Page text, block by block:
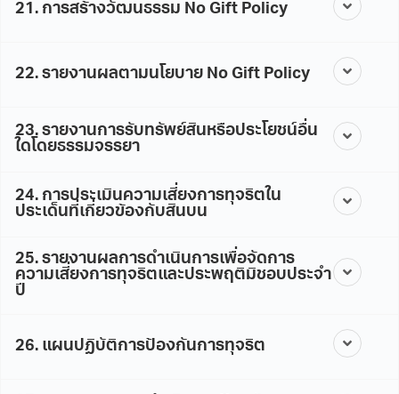
21. การสร้างวัฒนธรรม No Gift Policy
22. รายงานผลตามนโยบาย No Gift Policy
23. รายงานการรับทรัพย์สินหรือประโยชน์อื่น
ใดโดยธรรมจรรยา
24. การประเมินความเสี่ยงการทุจริตใน
ประเด็นที่เกี่ยวข้องกับสินบน
25. รายงานผลการดำเนินการเพื่อจัดการ
ความเสี่ยงการทุจริตและประพฤติมิชอบประจำ
ปี
26. แผนปฏิบัติการป้องกันการทุจริต